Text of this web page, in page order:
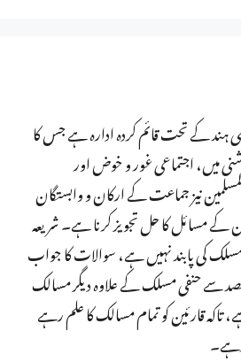
ہند کے تحت قائم کردہ ادارہ ہے جس کا
میں، اجتماعی غور و خوض اور
نیز جماعت کے ارکان و وابستگان
کے مسائل کا حل تجویز کرنا ہے۔ شریعہ
کی پابند نہیں ہے، سوالات کا جواب
سے حنفی مسلک کے علاوہ دیگر مسالک
قارئین کو تمام مسالک کا علم رہے